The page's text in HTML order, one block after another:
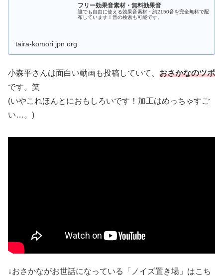
フリー効果音素材・無料効果音
誰でも自由に使える効果音素材・約2150音を完全無料で配
布しています！音の検索も可能です。
taira-komori.jpn.org
小森平さんは面白い動画も投稿していて、 おさかなのツボ
です。笑
(いやこれほんとにおもしろいです！加工はめっちゃすご
い…。)
↓おさかながお世話になっている「ノイズ置き場」はこち